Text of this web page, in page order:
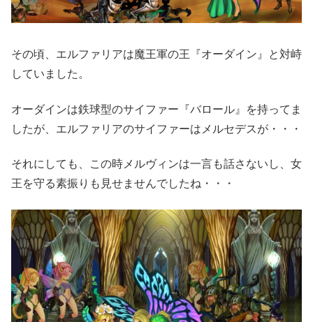
その頃、エルファリアは魔王軍の王『オーダイン』と対峙
していました。
オーダインは鉄球型のサイファー『バロール』を持ってま
したが、エルファリアのサイファーはメルセデスが・・・
それにしても、この時メルヴィンは一言も話さないし、女
王を守る素振りも見せませんでしたね・・・